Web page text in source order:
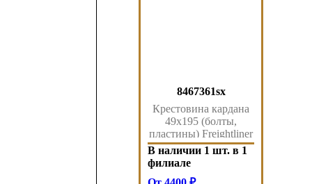
8467361sx
Крестовина кардана
49x195 (болты,
пластины) Freightliner
В наличии 1 шт. в 1
филиале